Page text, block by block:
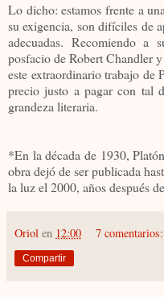
Lo dicho: estamos frente a
su exigencia, son difíciles de
adecuadas. Recomiendo a
posfacio de Robert Chandler
este extraordinario trabajo de
precio justo a pagar con tal
grandeza literaria.
*En la década de 1930,
obra dejó de ser publicada
la luz el 2000, años después
Oriol en 12:00 7 comentarios:
Compartir